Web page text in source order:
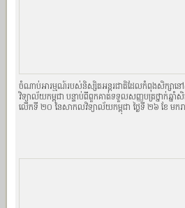
ចំណាប់អារម្មណ៍របស់និស្សិតអន្តរជាតិដែលកំពុងសិក្សា
វិទ្យាល័យកម្ពុជា បន្ទាប់ពីពួកគាត់ទទួលសញ្ញបត្រថ្នាក់ឆ្នាំសិ
លើកទី ២០ នៃសាកលវិទ្យាល័យកម្ពុជា ថ្ងៃទី ២៦ ខែ មករ